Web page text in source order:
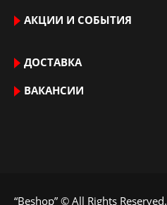
АКЦИИ И СОБЫТИЯ
ДОСТАВКА
ВАКАНСИИ
“Beshop” © All Rights Reserved.